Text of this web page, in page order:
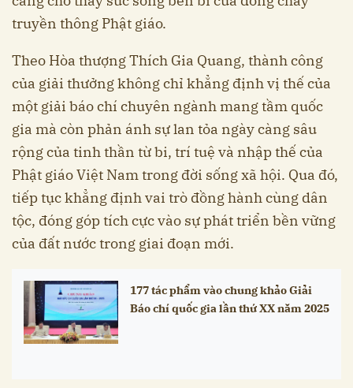
truyền thông Phật giáo.
Theo Hòa thượng Thích Gia Quang, thành công
của giải thưởng không chỉ khẳng định vị thế của
một giải báo chí chuyên ngành mang tầm quốc
gia mà còn phản ánh sự lan tỏa ngày càng sâu
rộng của tinh thần từ bi, trí tuệ và nhập thế của
Phật giáo Việt Nam trong đời sống xã hội. Qua đó,
tiếp tục khẳng định vai trò đồng hành cùng dân
tộc, đóng góp tích cực vào sự phát triển bền vững
của đất nước trong giai đoạn mới.
177 tác phẩm vào chung khảo Giải
Báo chí quốc gia lần thứ XX năm 2025